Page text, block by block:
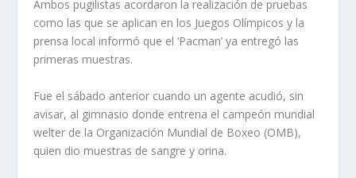
Ambos pugilistas acordaron la realización de pruebas
como las que se aplican en los Juegos Olímpicos y la
prensa local informó que el ‘Pacman’ ya entregó las
primeras muestras.
Fue el sábado anterior cuando un agente acudió, sin
avisar, al gimnasio donde entrena el campeón mundial
welter de la Organización Mundial de Boxeo (OMB),
quien dio muestras de sangre y orina.